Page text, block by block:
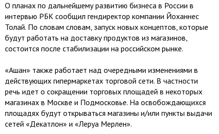
О планах по дальнейшему развитию бизнеса в России в
интервью РБК сообщил гендиректор компании Йоханнес
Толай. По словам словам, запуск новых концептов, которые
будут работать на доставку продуктов из магазинов,
состоится после стабилизации на российском рынке.
«Ашан» также работает над очередными изменениями в
действующих гипермаркетах торговой сети. В частности
речь идет о сокращении торговых площадей в некоторых
магазинах в Москве и Подмосковье. На освобождающихся
площадях будут открываться магазины и/или пункты выдачи
сетей «Декатлон» и «Леруа Мерлен».